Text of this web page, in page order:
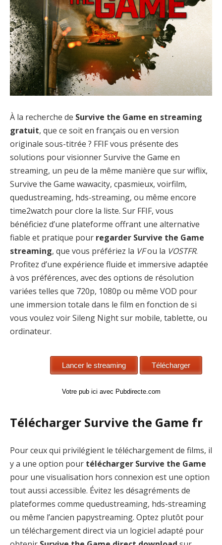
À la recherche de Survive the Game en streaming
gratuit, que ce soit en français ou en version
originale sous-titrée ? FFIF vous présente des
solutions pour visionner Survive the Game en
streaming, un peu de la même manière que sur wiflix,
Survive the Game wawacity, cpasmieux, voirfilm,
quedustreaming, hds-streaming, ou même encore
time2watch pour clore la liste. Sur FFIF, vous
bénéficiez d’une plateforme offrant une alternative
fiable et pratique pour regarder Survive the Game
streaming, que vous préfériez la VFou la VOSTFR.
Profitez d’une expérience fluide et immersive adaptée
à vos préférences, avec des options de résolution
variées telles que 720p, 1080p ou même VOD pour
une immersion totale dans le film en fonction de si
vous voulez voir Sileng Night sur mobile, tablette, ou
ordinateur.
Votre pub ici avec Pubdirecte.com
Télécharger Survive the Game fr
Pour ceux qui privilégient le téléchargement de films, il
y a une option pour télécharger Survive the Game
pour une visualisation hors connexion est une option
tout aussi accessible. Évitez les désagréments de
plateformes comme quedustreaming, hds-streaming
ou même l’ancien papystreaming. Optez plutôt pour
un téléchargement direct via un logiciel adapté pour